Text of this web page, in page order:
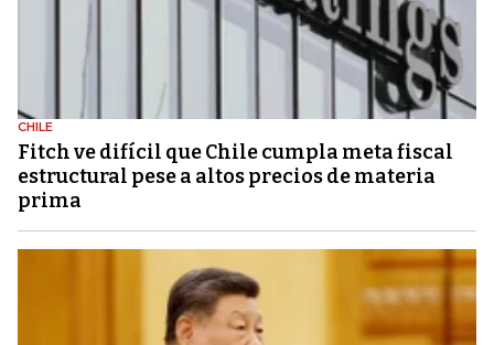
CHILE
Fitch ve difícil que Chile cumpla meta fiscal
estructural pese a altos precios de materia
prima